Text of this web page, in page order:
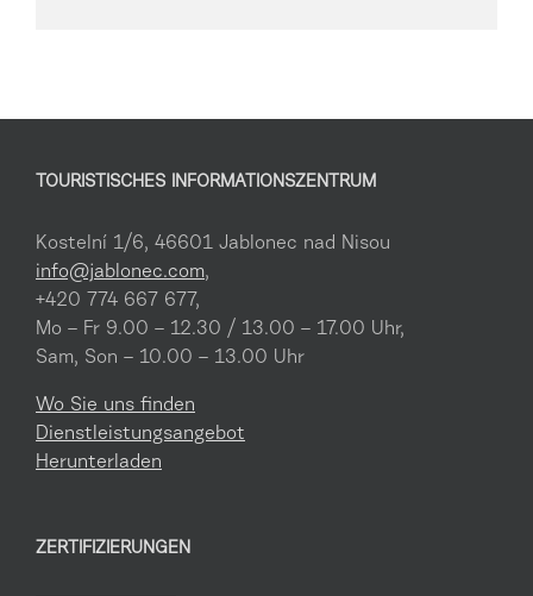
TOURISTISCHES INFORMATIONSZENTRUM
Kostelní 1/6, 46601 Jablonec nad Nisou
info@jablonec.com,
+420 774 667 677,
Mo – Fr 9.00 – 12.30 / 13.00 – 17.00 Uhr,
Sam, Son – 10.00 – 13.00 Uhr
Wo Sie uns finden
Dienstleistungsangebot
Herunterladen
ZERTIFIZIERUNGEN